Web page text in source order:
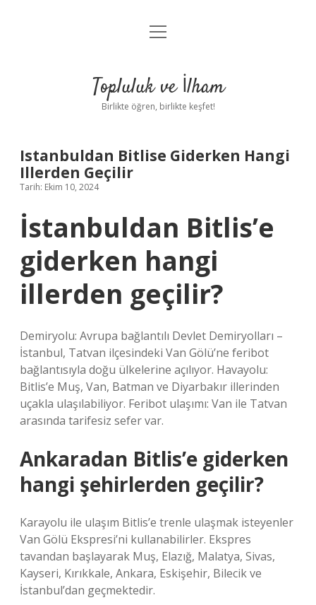
Anasayfa
Yasal Uyarı
menüyü
Topluluk ve İlham
Birlikte öğren, birlikte keşfet!
Istanbuldan Bitlise Giderken Hangi
Illerden Geçilir
Tarih: Ekim 10, 2024
İstanbuldan Bitlis’e
giderken hangi
illerden geçilir?
Demiryolu: Avrupa bağlantılı Devlet Demiryolları –
İstanbul, Tatvan ilçesindeki Van Gölü’ne feribot
bağlantısıyla doğu ülkelerine açılıyor. Havayolu:
Bitlis’e Muş, Van, Batman ve Diyarbakır illerinden
uçakla ulaşılabiliyor. Feribot ulaşımı: Van ile Tatvan
arasında tarifesiz sefer var.
Ankaradan Bitlis’e giderken
hangi şehirlerden geçilir?
Karayolu ile ulaşım Bitlis’e trenle ulaşmak isteyenler
Van Gölü Ekspresi’ni kullanabilirler. Ekspres
tavandan başlayarak Muş, Elazığ, Malatya, Sivas,
Kayseri, Kırıkkale, Ankara, Eskişehir, Bilecik ve
İstanbul’dan geçmektedir.